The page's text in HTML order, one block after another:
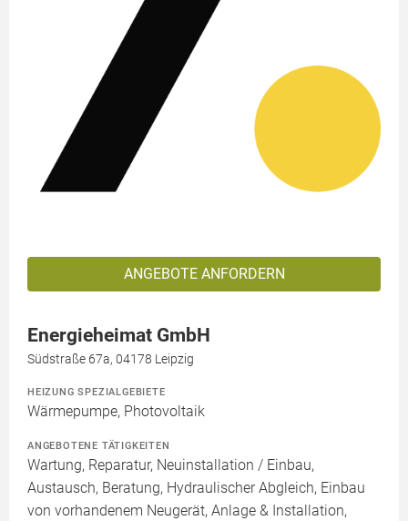
ANGEBOTE ANFORDERN
Energieheimat GmbH
Südstraße 67a, 04178 Leipzig
HEIZUNG SPEZIALGEBIETE
Wärmepumpe, Photovoltaik
ANGEBOTENE TÄTIGKEITEN
Wartung, Reparatur, Neuinstallation / Einbau,
Austausch, Beratung, Hydraulischer Abgleich, Einbau
von vorhandenem Neugerät, Anlage & Installation,